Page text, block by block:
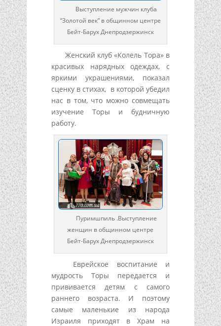
Выступление мужчин клуба
“Золотой век” в общинном центре
Бейт-Барух Днепродзержинск
Женский клуб «Колель Тора» в
красивых нарядных одеждах, с
яркими украшениями, показал
сценку в стихах, в которой убедил
нас в том, что можно совмещать
изучение Торы и будничную
работу.
Пуримшпиль .Выступление
женщин в общинном центре
Бейт-Барух Днепродзержинск
Еврейское воспитание и
мудрость Торы передается и
прививается детям с самого
раннего возраста. И поэтому
самые маленькие из народа
Израиля приходят в Храм на